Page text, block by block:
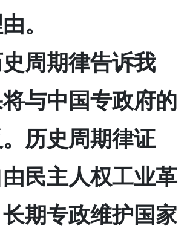
。
周期律告诉我
与中国专政府的
历史周期律证
民主人权工业革
期专政维护国家